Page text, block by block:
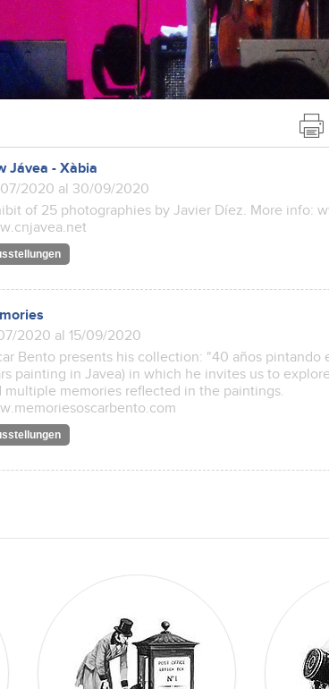
Jávea - Xàbia
2020 al 30/09/2020
of 25 photographies by Javier Díez. More info:
2020 al 15/09/2020
Bento presents his collection: "40 años pintando
painting in Javea) in which he invites us to
multiple memories reflected in the paintings.